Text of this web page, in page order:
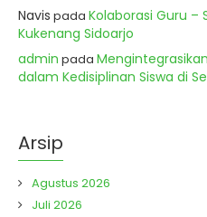
Navis pada Kolaborasi Guru –
Kukenang Sidoarjo
admin pada
dalam Kedisiplinan Siswa di
Arsip
Agustus 2026
Juli 2026